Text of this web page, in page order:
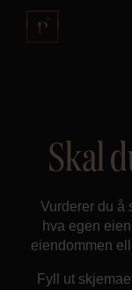
Selge
Nybygg
Skal
Vurderer du å
hva egen
eiendommen
Fyll ut